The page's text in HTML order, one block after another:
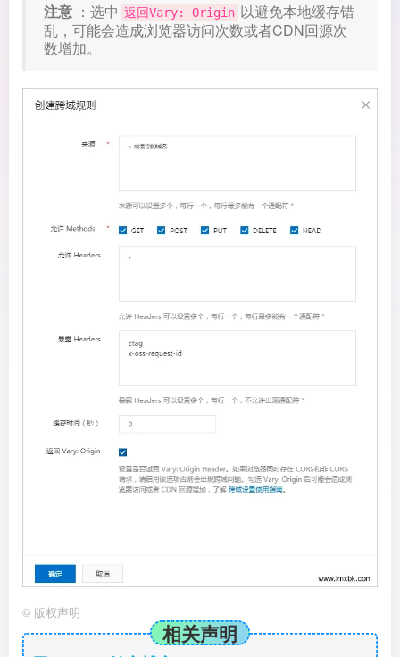
注意 ：选中 返回Vary: Origin 以避免本地缓存错
乱，可能会造成浏览器访问次数或者CDN回源次
数增加。
© 版权声明
相关声明